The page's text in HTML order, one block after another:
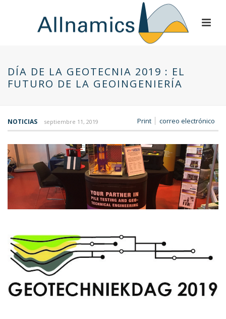
DÍA DE LA GEOTECNIA 2019 : EL
FUTURO DE LA GEOINGENIERÍA
Print correo electrónico
NOTICIAS septiembre 11, 2019